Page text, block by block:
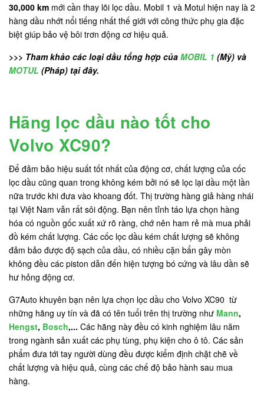
30,000 km mới cần thay lõi lọc dầu. Mobil 1 và Motul hiện nay là 2
hàng dầu nhớt nổi tiếng nhất thế giới với công thức phụ gia đặc
biệt giúp bảo vệ bôi trơn động cơ hiệu quả.
>>> Tham khảo các loại dầu tổng hợp của MOBIL 1 (Mỹ) và
MOTUL (Pháp) tại đây.
Hãng lọc dầu nào tốt cho
Volvo XC90?
Để đảm bảo hiệu suất tốt nhất của động cơ, chất lượng của cốc
lọc dầu cũng quan trong không kém bởi nó sẽ lọc lại dầu một lần
nữa trước khi đưa vào khoang đốt. Thị trường hàng giả hàng nhái
tại Việt Nam vẫn rất sôi động. Bạn nên tỉnh táo lựa chọn hàng
hóa có nguồn gốc xuất xứ rõ ràng, chớ nên ham rẻ mà mua phải
đồ kém chất lượng. Các cốc lọc dầu kém chất lượng sẽ không
đảm bảo được độ sạch của dầu, có nhiều cặn bẩn gây mòn
không đều các piston dẫn đến hiện tượng bó cứng và lâu dần sẽ
hư hỏng động cơ.
G7Auto khuyên bạn nên lựa chọn lọc dầu cho Volvo XC90 từ
những hãng uy tín và đã có tên tuổi trên thị trường như Mann,
Hengst, Bosch,... Các hãng này đều có kinh nghiệm lâu năm
trong ngành sản xuất các phụ tùng, phụ kiện cho ô tô. Các sản
phẩm đưa tới tay người dùng đều được kiểm định chặt chẽ về
chất lượng và hiệu quả, cùng các chế độ bảo hành sau mua
hàng.